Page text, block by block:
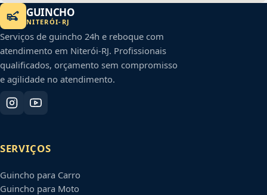
GUINCHO
NITERÓI- RJ
Serviços de guincho 24h e reboque com
atendimento em Niterói-RJ. Profissionais
qualificados, orçamento sem compromisso
e agilidade no atendimento.
SERVIÇOS
Guincho para Carro
Guincho para Moto